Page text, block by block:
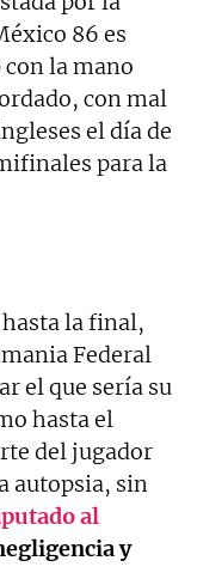
86 es
la mano
con mal
el día de
para la
la final,
Federal
el que sería su
hasta el
del jugador
autopsia, sin
al
y